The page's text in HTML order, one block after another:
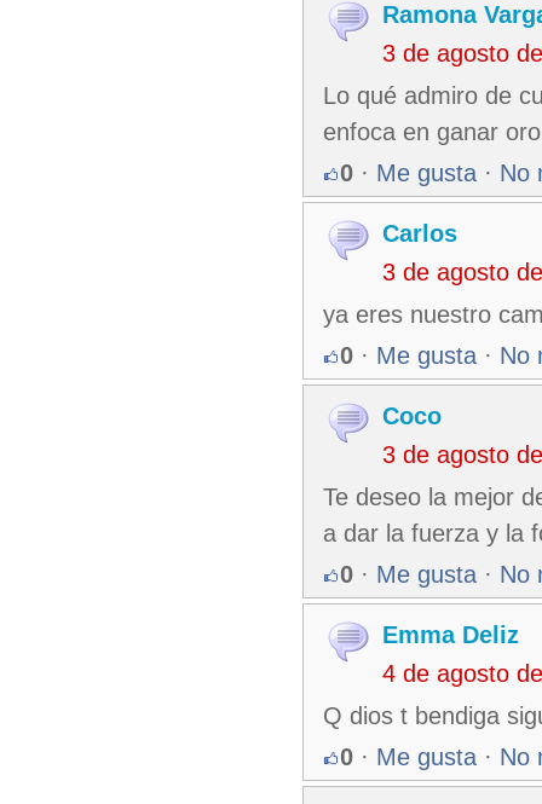
Ramona
3 de agosto
Lo qué admiro de
enfoca en ganar
0 · Me gusta · No
Carlos
3 de agosto
ya eres nuestro
0 · Me gusta · No
Coco
3 de agosto
Te deseo la mejor
a dar la fuerza y la
0 · Me gusta · No
Emma Deliz
4 de agosto
Q dios t bendiga
0 · Me gusta · No